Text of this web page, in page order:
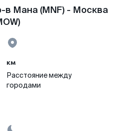
в Мана (MNF) - Москва
км
Расстояние между
городами